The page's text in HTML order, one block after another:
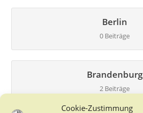
Cookie-Zustimmung
Berlin
0 Beiträge
Brandenburg
2 Beiträge